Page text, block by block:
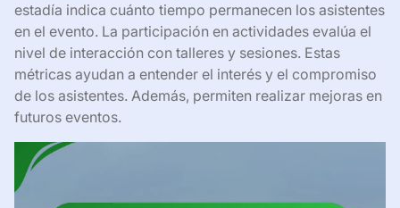
estadía indica cuánto tiempo permanecen los asistentes
en el evento. La participación en actividades evalúa el
nivel de interacción con talleres y sesiones. Estas
métricas ayudan a entender el interés y el compromiso
de los asistentes. Además, permiten realizar mejoras en
futuros eventos.